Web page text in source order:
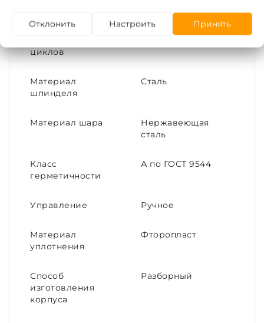
циклов
Материал
шпинделя
Сталь
Материал шара
Нержавеющая
сталь
Класс
герметичности
А по ГОСТ 9544
Управление Ручное
Материал
уплотнения
Фторопласт
Способ
изготовления
корпуса
Разборный
Отклонить Настроить Принять